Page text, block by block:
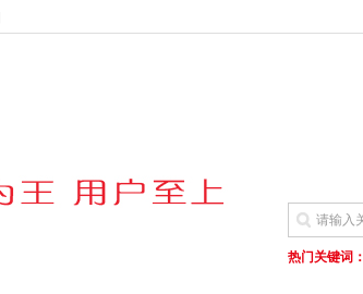
热门关键词：